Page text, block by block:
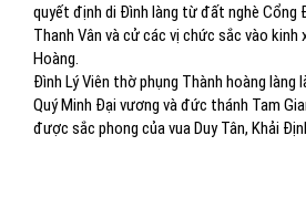
quyết định di Đình làng từ đất nghè Cổng
Thanh Vân và cử các vị chức sắc vào kinh
Hoàng.
Đình Lý Viên thờ phụng Thành hoàng làng
Quý Minh Đại vương và đức thánh Tam
được sắc phong của vua Duy Tân, Khải